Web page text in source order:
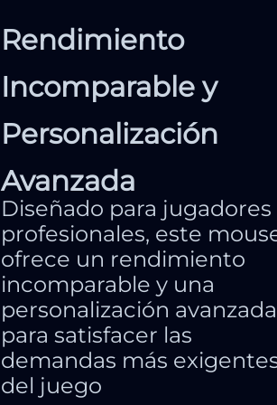
Rendimiento
Incomparable y
Personalización
Avanzada
Diseñado para jugadores
profesionales, este
ofrece un rendimiento
incomparable y una
personalización avanzada
para satisfacer las
demandas más
del juego